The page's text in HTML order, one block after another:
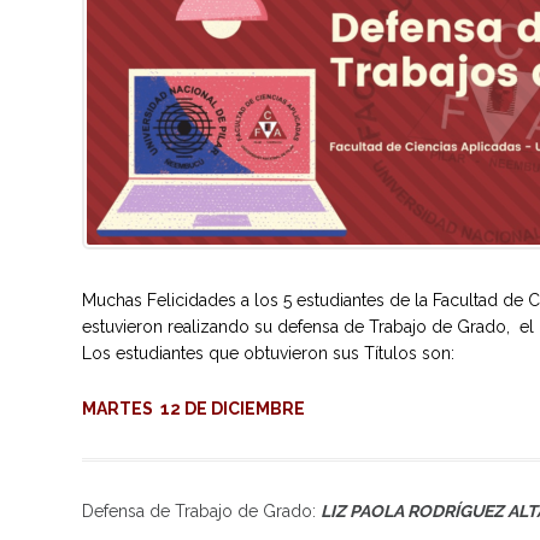
Muchas Felicidades a los 5 estudiantes de la Facultad de
estuvieron realizando su defensa de Trabajo de Grado,
Los estudiantes que obtuvieron sus Títulos son:
MARTES 12 DE DICIEMBRE
Defensa de Trabajo de Grado: LIZ PAOLA RODRÍGUEZ